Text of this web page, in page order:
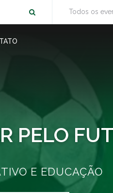
Todos os
PELO
E EDUCAÇÃO